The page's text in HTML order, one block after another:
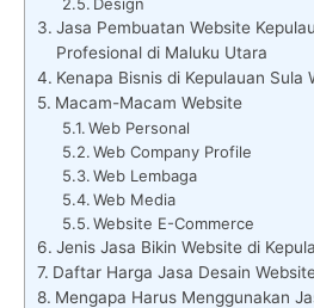
Jasa Pembuatan Website
Profesional di Maluku Utara
Kenapa Bisnis di Kepulauan Sula
Macam-Macam Website
Web Personal
Web Company Profile
Web Lembaga
Web Media
Website E-Commerce
Jenis Jasa Bikin Website di
Daftar Harga Jasa Desain
Mengapa Harus Menggunakan